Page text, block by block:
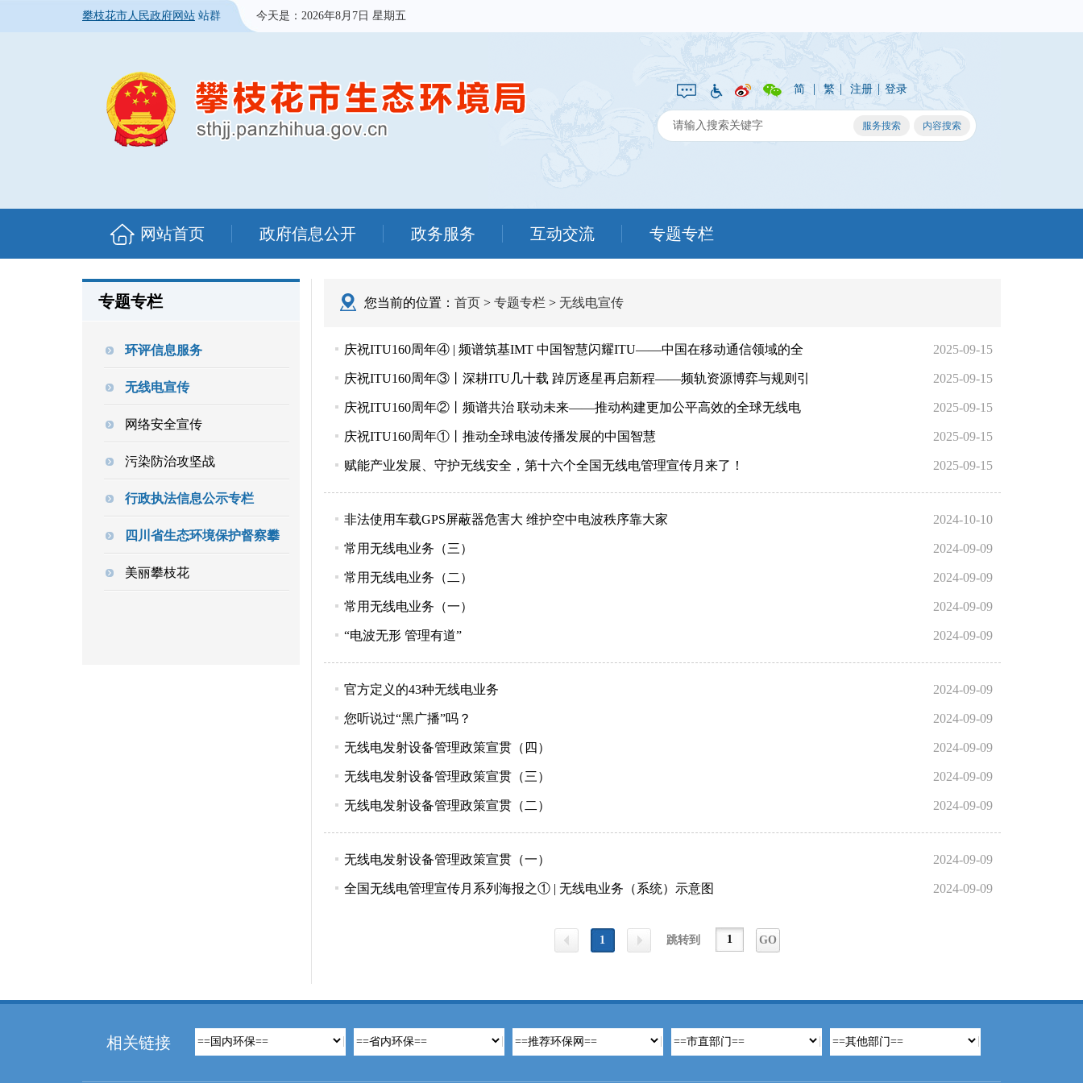
攀枝花市人民政府网站 站群 今天是： 2026年8月7日 星期五
简 | 繁 | 注册 | 登录
网站首页 政府信息公开 政务服务 互动交流 专题专栏
专题专栏
环评信息服务
无线电宣传
网络安全宣传
污染防治攻坚战
行政执法信息公示专栏
四川省生态环境保护督察攀
美丽攀枝花
您当前的位置： 首页 > 专题专栏 > 无线电宣传
庆祝ITU160周年④ | 频谱筑基IMT 中国智慧闪耀ITU——中国在移动通信领域的全 2025-09-15
庆祝ITU160周年③丨深耕ITU几十载 踔厉逐星再启新程——频轨资源博弈与规则引 2025-09-15
庆祝ITU160周年②丨频谱共治 联动未来——推动构建更加公平高效的全球无线电 2025-09-15
庆祝ITU160周年①丨推动全球电波传播发展的中国智慧 2025-09-15
赋能产业发展、守护无线安全，第十六个全国无线电管理宣传月来了！ 2025-09-15
非法使用车载GPS屏蔽器危害大 维护空中电波秩序靠大家 2024-10-10
常用无线电业务（三） 2024-09-09
常用无线电业务（二） 2024-09-09
常用无线电业务（一） 2024-09-09
“电波无形 管理有道” 2024-09-09
官方定义的43种无线电业务 2024-09-09
您听说过“黑广播”吗？ 2024-09-09
无线电发射设备管理政策宣贯（四） 2024-09-09
无线电发射设备管理政策宣贯（三） 2024-09-09
无线电发射设备管理政策宣贯（二） 2024-09-09
无线电发射设备管理政策宣贯（一） 2024-09-09
全国无线电管理宣传月系列海报之① | 无线电业务（系统）示意图 2024-09-09
页
1 跳转到 GO
相关链接